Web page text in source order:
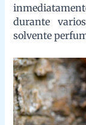
Varias resinas
Halmaddi (la
fragrante, que
Algunas otras
cuando se desee
propia.
consumidores